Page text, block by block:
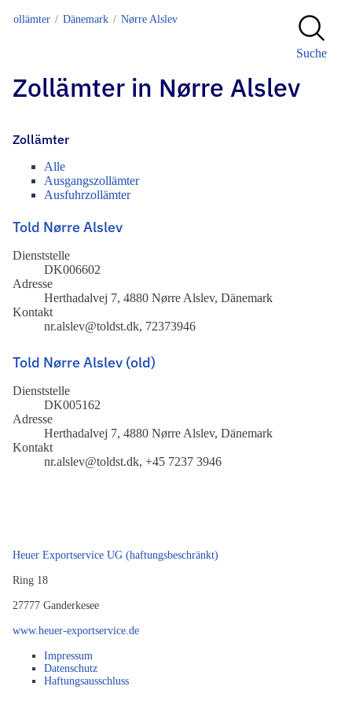
Zollämter Dänemark Nørre Alslev
Suche
Zollämter in Nørre Alslev
Zollämter
Alle
Ausgangszollämter
Ausfuhrzollämter
Told Nørre Alslev
Dienststelle
DK006602
Adresse
Herthadalvej 7, 4880 Nørre Alslev, Dänemark
Kontakt
nr.alslev@toldst.dk, 72373946
Told Nørre Alslev (old)
Dienststelle
DK005162
Adresse
Herthadalvej 7, 4880 Nørre Alslev, Dänemark
Kontakt
nr.alslev@toldst.dk, +45 7237 3946
Heuer Exportservice UG (haftungsbeschränkt)
Ring 18
27777 Ganderkesee
www.heuer-exportservice.de
Impressum
Datenschutz
Haftungsausschluss